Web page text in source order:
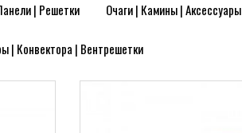
| Решетки Очаги | Камины | Аксессуары
| Конвектора | Вентрешетки